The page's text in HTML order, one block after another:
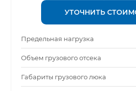
УТОЧНИТЬ
Предельная нагрузка
Объем грузового отсека
Габариты грузового люка